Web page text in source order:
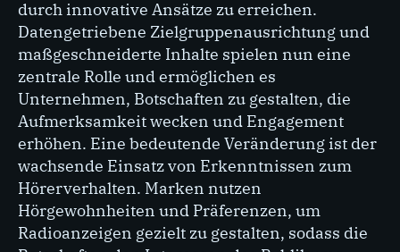
durch innovative Ansätze zu erreichen.
Datengetriebene Zielgruppenausrichtung und
maßgeschneiderte Inhalte spielen nun eine
zentrale Rolle und ermöglichen es
Unternehmen, Botschaften zu gestalten, die
Aufmerksamkeit wecken und Engagement
erhöhen. Eine bedeutende Veränderung ist der
wachsende Einsatz von Erkenntnissen zum
Hörerverhalten. Marken nutzen
Hörgewohnheiten und Präferenzen, um
Radioanzeigen gezielt zu gestalten, sodass die